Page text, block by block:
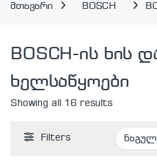
მთავარი BOSCH
BOSCH-ის ხის
ხელსაწყოები
Showing all 16 results
Filters